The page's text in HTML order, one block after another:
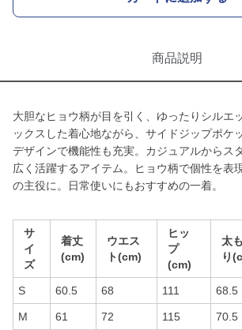
商品説明
大胆なヒョウ柄が目を引く、ゆったりシルエ
ックスした着心地ながら、サイドジップポケ
デザインで機能性も充実。カジュアルからス
広く活躍するアイテム。ヒョウ柄で個性を表
の主役に。日常使いにもおすすめの一着。
サ
イ
ズ
着丈
(cm)
ウエス
ト(cm)
ヒッ
プ
(cm)
太
り
S 60.5 68 111 68.5
M 61 72 115 70.5